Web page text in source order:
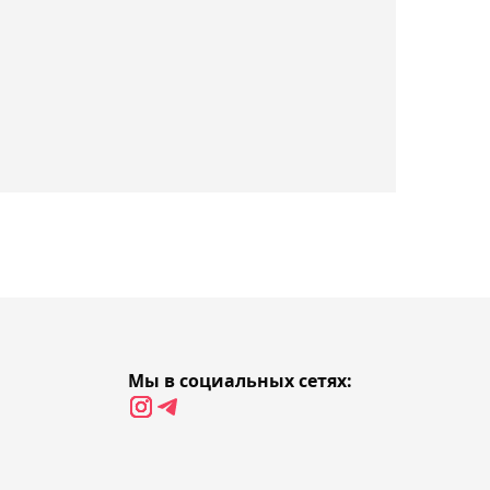
микст с Винус Уильямс на
US Open главным
Мы в социальных сетях: